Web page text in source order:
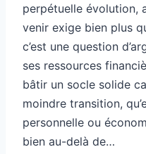
perpétuelle évolution,
venir exige bien plus
c’est une question
ses ressources
bâtir un socle solide
moindre transition,
personnelle ou
bien au-delà de…